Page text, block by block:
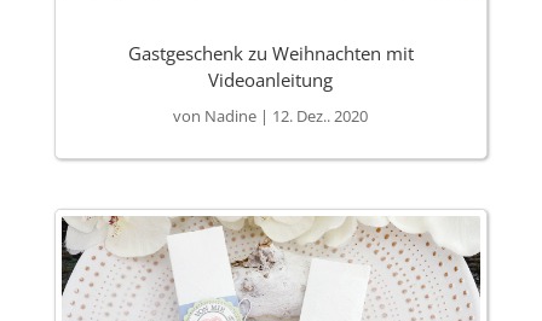
Gastgeschenk zu Weihnachten mit
Videoanleitung
von Nadine | 12. Dez.. 2020